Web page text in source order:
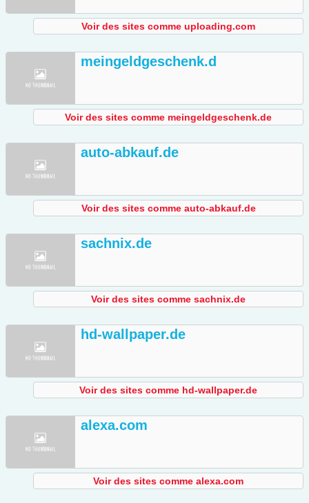
Voir des sites comme uploading.com
meingeldgeschenk.d
Voir des sites comme meingeldgeschenk.de
auto-abkauf.de
Voir des sites comme auto-abkauf.de
sachnix.de
Voir des sites comme sachnix.de
hd-wallpaper.de
Voir des sites comme hd-wallpaper.de
alexa.com
Voir des sites comme alexa.com